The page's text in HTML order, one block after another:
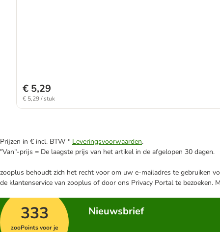
€ 5,29
€ 5,29 / stuk
Prijzen in € incl. BTW * Leveringsvoorwaarden.
"Van"-prijs = De laagste prijs van het artikel in de afgelopen 30 dagen.
zooplus behoudt zich het recht voor om uw e-mailadres te gebruiken
de klantenservice van zooplus of door ons Privacy Portal te bezoeken.
333
zooPoints voor je
Nieuwsbrief